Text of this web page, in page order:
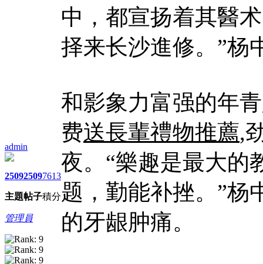
admin
2509
主題
2509
帖子
7613
積分
管理員
中，都宣扬着其醫
择来长沙進修。”杨
和影象力富强的年
费送長輩禮物推薦,
夜。“樂趣是最大的
题，勤能补挫。”杨
的牙龈肿痛。